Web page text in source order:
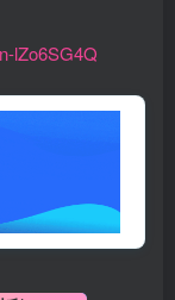
lZo6SG4Q